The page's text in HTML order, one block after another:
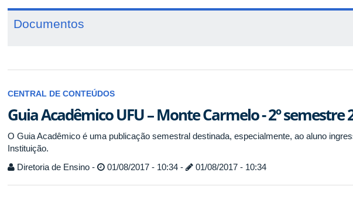
Documentos
CENTRAL DE CONTEÚDOS
Guia Acadêmico UFU – Monte Carmelo - 2º semestre
O Guia Acadêmico é uma publicação semestral destinada, especialmente, ao aluno
Instituição.
Diretoria de Ensino -
01/08/2017 - 10:34 - 01/08/2017 - 10:34